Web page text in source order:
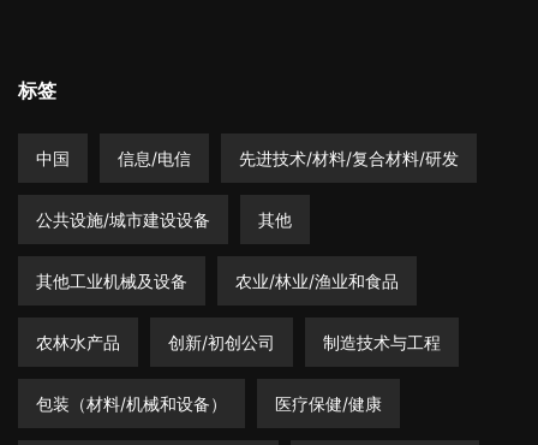
标签
中国 信息/电信 先进技术/材料/复合材料/研发
公共设施/城市建设设备 其他
其他工业机械及设备 农业/林业/渔业和食品
农林水产品 创新/初创公司 制造技术与工程
包装（材料/机械和设备） 医疗保健/健康